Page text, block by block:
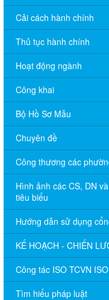
Cải cách hành chính
Thủ tục hành chính
Hoạt động ngành
Công khai
Bộ Hồ Sơ Mẫu
Chuyên đề
Công thương các
Hình ảnh các CS, DN
tiêu biểu
Hướng dẫn sử dụng
KẾ HOẠCH - CHIẾN
Công tác ISO TCVN
Tìm hiểu pháp luật